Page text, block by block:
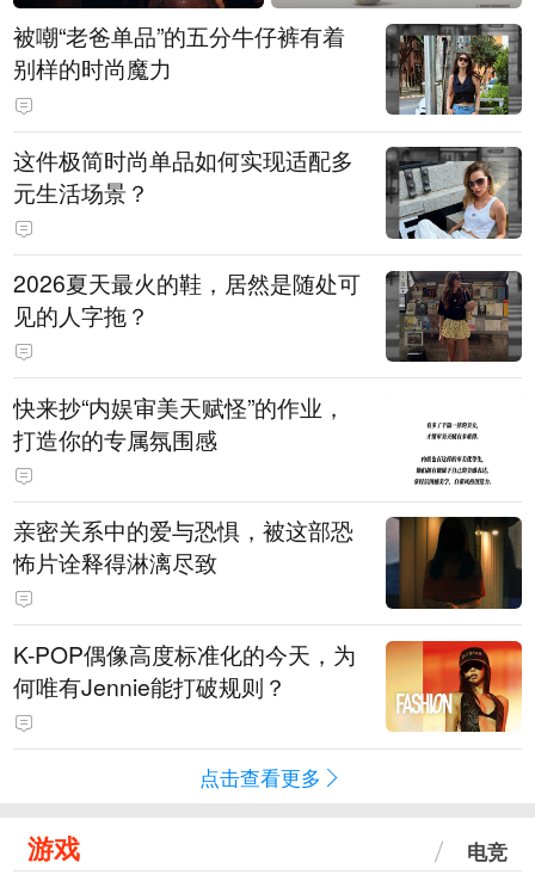
被嘲“老爸单品”的五分牛仔裤有着
别样的时尚魔力
这件极简时尚单品如何实现适配多
元生活场景？
2026夏天最火的鞋，居然是随处可
见的人字拖？
快来抄“内娱审美天赋怪”的作业，
打造你的专属氛围感
亲密关系中的爱与恐惧，被这部恐
怖片诠释得淋漓尽致
K-POP偶像高度标准化的今天，为
何唯有Jennie能打破规则？
点击查看更多
游戏 电竞